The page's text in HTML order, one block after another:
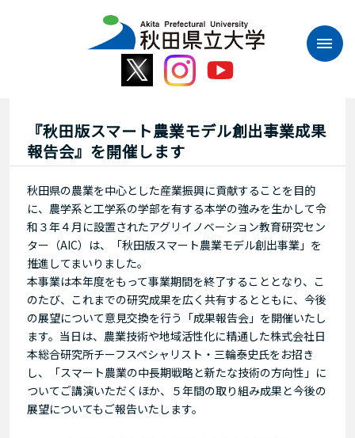
『秋田版スマート農業モデル創出事業成果
報告会』を開催します
秋田県の農業を中心とした産業振興に貢献することを目的
に、農学系と工学系の学部を有する本学の強みを生かして令
和３年４月に設置されたアグリイノベーション教育研究セン
ター（AIC）は、「秋田版スマート農業モデル創出事業」を
推進してまいりました。
本事業は本年度をもって事業期間を終了することとなり、こ
のたび、これまでの研究成果を広く共有するとともに、今後
の展望について意見交換を行う「成果報告会」を開催いたし
ます。当日は、農業技術や地域活性化に精通した株式会社日
本総合研究所チーフスペシャリスト・三輪泰史氏をお招き
し、「スマート農業の中長期戦略と新たな技術の方向性」に
ついてご講演いただくほか、５年間の取り組み成果と今後の
展望についてもご報告いたします。